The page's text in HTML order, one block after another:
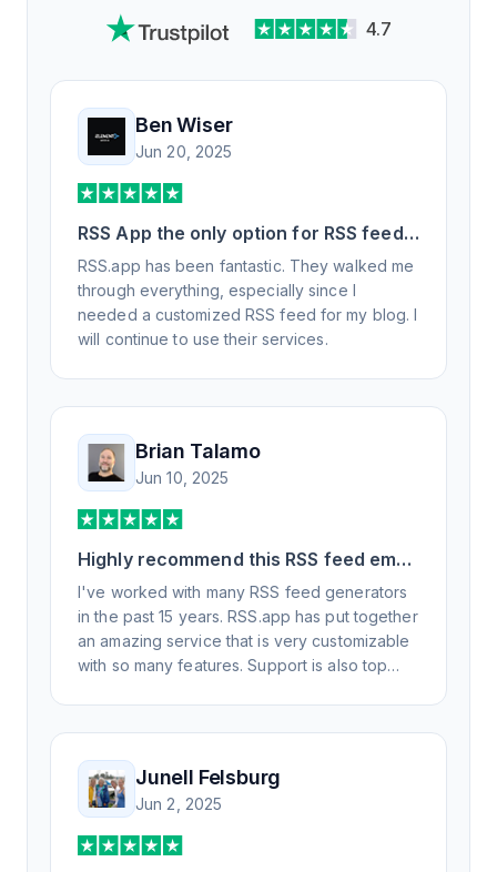
4.7
Ben Wiser
Jun 20, 2025
RSS App the only option for RSS feed
generation
RSS.app has been fantastic. They walked me
through everything, especially since I
needed a customized RSS feed for my blog. I
will continue to use their services.
Brian Talamo
Jun 10, 2025
Highly recommend this RSS feed email
/ widget generator service.
I've worked with many RSS feed generators
in the past 15 years. RSS.app has put together
an amazing service that is very customizable
with so many features. Support is also top
professionally. Highly recommend for all your
RSS feed needs. Our trucking news hub
website couldn't work without it. Thank you.
Junell Felsburg
Jun 2, 2025